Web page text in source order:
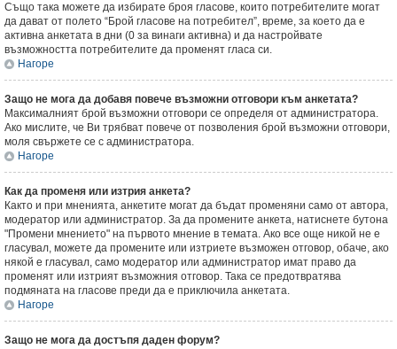
Също така можете да избирате броя гласове, които потребителите могат
да дават от полето “Брой гласове на потребител”, време, за което да е
активна анкетата в дни (0 за винаги активна) и да настройвате
възможността потребителите да променят гласа си.
Нагоре
Защо не мога да добавя повече възможни отговори към анкетата?
Максималният брой възможни отговори се определя от администратора.
Ако мислите, че Ви трябват повече от позволения брой възможни отговори,
моля свържете се с администратора.
Нагоре
Как да променя или изтрия анкета?
Както и при мненията, анкетите могат да бъдат променяни само от автора,
модератор или администратор. За да промените анкета, натиснете бутона
"Промени мнението" на първото мнение в темата. Ако все още никой не е
гласувал, можете да промените или изтриете възможен отговор, обаче, ако
някой е гласувал, само модератор или администратор имат право да
променят или изтрият възможния отговор. Така се предотвратява
подмяната на гласове преди да е приключила анкетата.
Нагоре
Защо не мога да достъпя даден форум?